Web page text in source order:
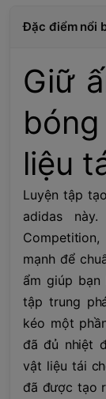
Đặc điểm nổi
Giữ
liệu
Luyện tập
adidas
mạnh để
ẩm giúp
tập trung
kéo một
đã đủ nhiệt
vật liệu tái
đã được tạo